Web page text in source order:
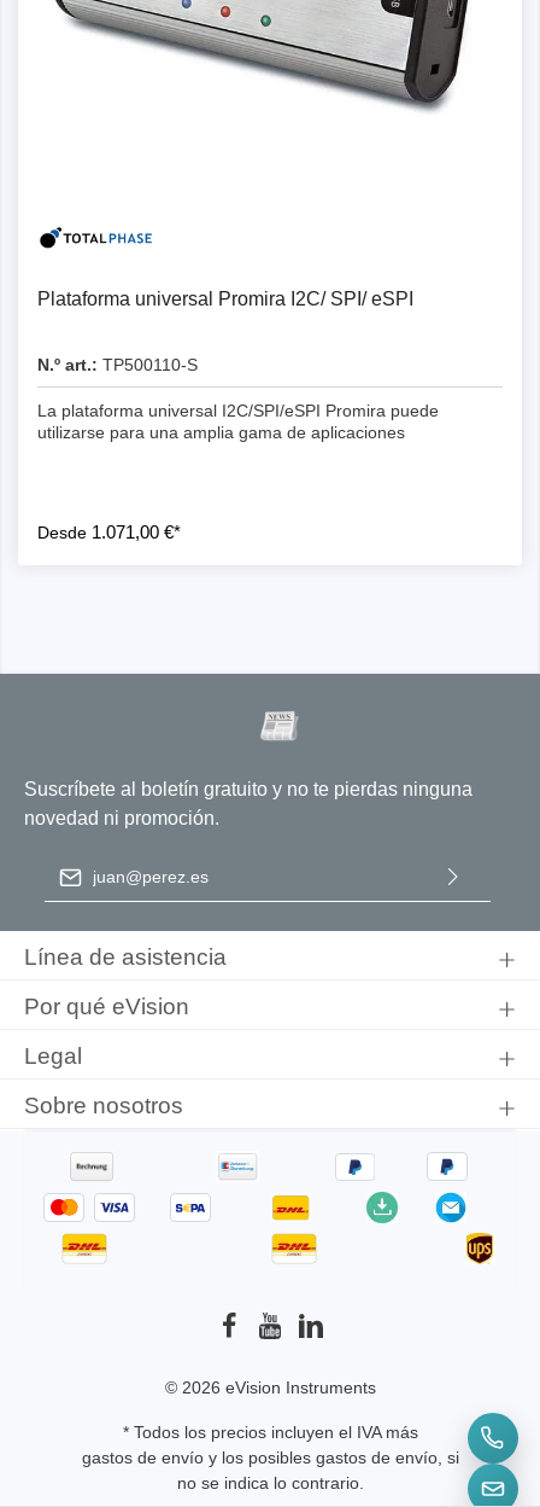
Plataforma universal Promira I2C/ SPI/ eSPI
N.º art.: TP500110-S
La plataforma universal I2C/SPI/eSPI Promira puede
utilizarse para una amplia gama de aplicaciones
Desde 1.071,00 €*
Suscríbete al boletín gratuito y no te pierdas ninguna
novedad ni promoción.
Dirección de correo electrónico
términos y condiciones generales
Línea de asistencia
Por qué eVision
Legal
Sobre nosotros
© 2026 eVision Instruments
* Todos los precios incluyen el IVA más
gastos de envíoy los posibles gastos de envío, si
no se indica lo contrario.